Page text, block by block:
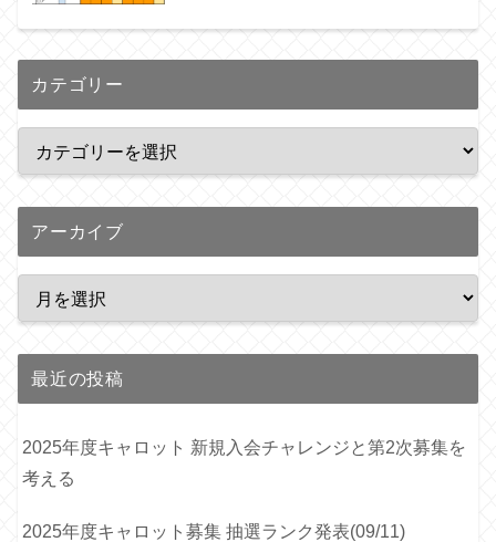
カテゴリー
アーカイブ
最近の投稿
2025年度キャロット 新規入会チャレンジと第2次募集を
考える
2025年度キャロット募集 抽選ランク発表(09/11)